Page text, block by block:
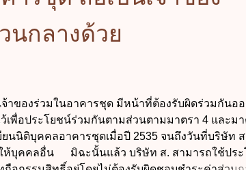
ป็นประธานกรรมการคัดเลือก ข. กรรมการ ก.พ. ผู้ท
นกลางด้วย
จ้าของร่วมในอาคารชุด มีหน้าที่ต้องรับผิดร่วมกันอ
เพื่อประโยชน์ร่วมกันตามส่วนตามมาตรา 4 และมา
นนิติบุคคลอาคารชุดเมื่อปี 2535 จนถึงวันที่บริษัท
ห้บุคคลอื่น มิฉะนั้นแล้ว บริษัท ส. สามารถใช้ประ